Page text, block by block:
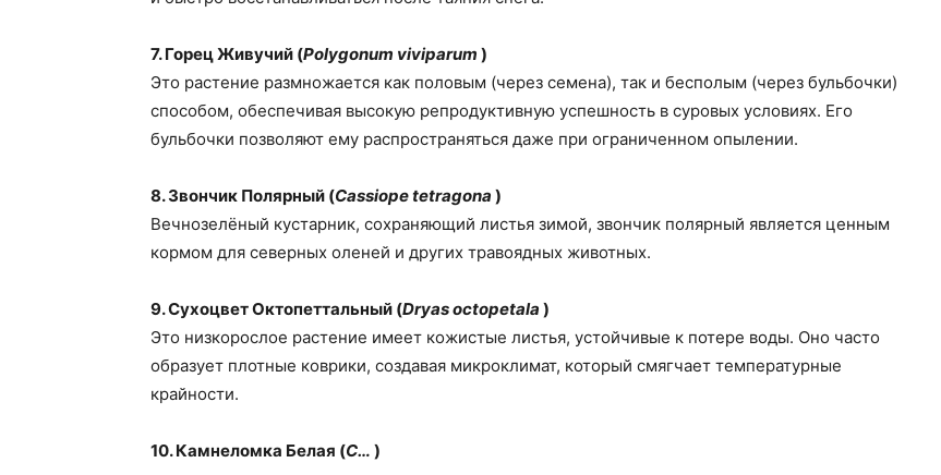
7. Горец Живучий (Polygonum viviparum )
Это растение размножается как половым (через семена), так и бесполым (через бульбочки)
способом, обеспечивая высокую репродуктивную успешность в суровых условиях. Его
бульбочки позволяют ему распространяться даже при ограниченном опылении.
8. Звончик Полярный (Cassiope tetragona )
Вечнозелёный кустарник, сохраняющий листья зимой, звончик полярный является ценным
кормом для северных оленей и других травоядных животных.
9. Сухоцвет Октопеттальный (Dryas octopetala )
Это низкорослое растение имеет кожистые листья, устойчивые к потере воды. Оно часто
образует плотные коврики, создавая микроклимат, который смягчает температурные
крайности.
10. Камнеломка Белая (C… )